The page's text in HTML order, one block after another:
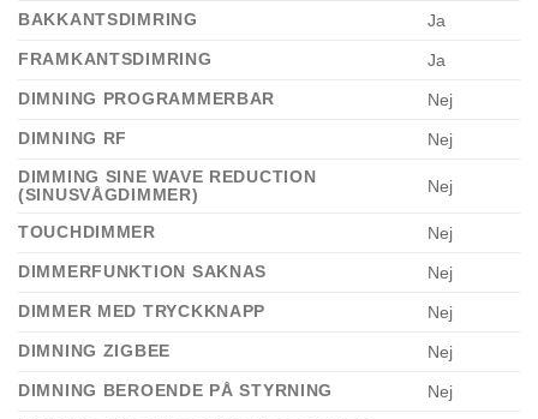
BAKKANTSDIMRING
Ja
FRAMKANTSDIMRING
Ja
DIMNING PROGRAMMERBAR
Nej
DIMNING RF
Nej
DIMMING SINE WAVE REDUCTION
(SINUSVÅGDIMMER)
Nej
TOUCHDIMMER
Nej
DIMMERFUNKTION SAKNAS
Nej
DIMMER MED TRYCKKNAPP
Nej
DIMNING ZIGBEE
Nej
DIMNING BEROENDE PÅ STYRNING
Nej